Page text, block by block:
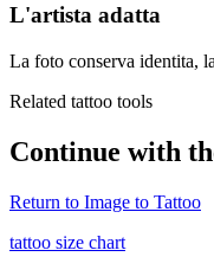
L'artista adatta
La foto conserva identita,
Related tattoo tools
Continue with
Return to Image to Tattoo
tattoo size chart